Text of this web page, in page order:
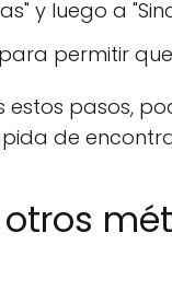
y luego a
permitir
pasos,
de
otros